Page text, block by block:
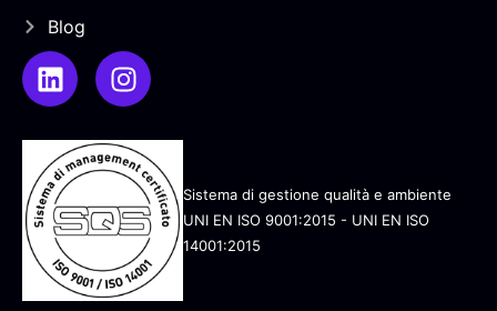
Blog
Sistema di gestione qualità e ambiente
UNI EN ISO 9001:2015 - UNI EN ISO
14001:2015